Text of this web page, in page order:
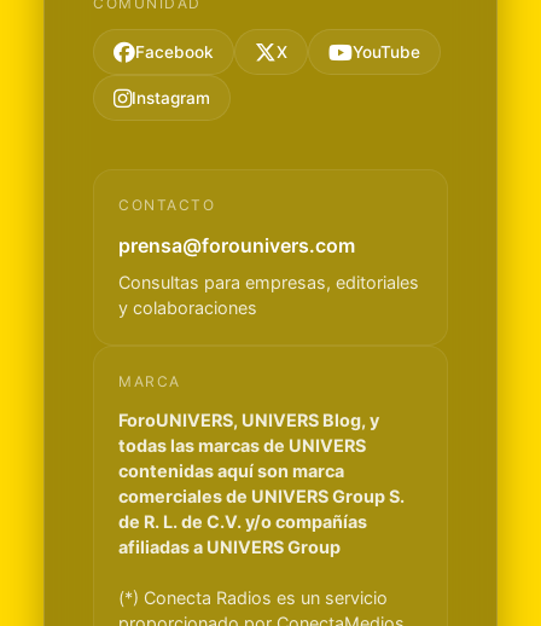
Facebook X YouTube
Instagram
CONTACTO
prensa@forounivers.com
Consultas para empresas, editoriales
y colaboraciones
MARCA
ForoUNIVERS, UNIVERS Blog, y
todas las marcas de UNIVERS
contenidas aquí son marca
comerciales de UNIVERS Group S.
de R. L. de C.V. y/o compañías
afiliadas a UNIVERS Group
(*) Conecta Radios es un servicio